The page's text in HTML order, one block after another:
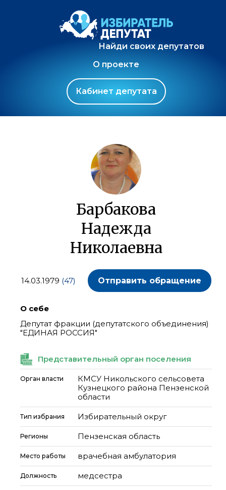
Найди своих депутатов
О проекте
Кабинет депутата
Барбакова
Надежда
Николаевна
14.03.1979 (47) Отправить обращение
О себе
Депутат фракции (депутатского объединения)
"ЕДИНАЯ РОССИЯ"
Представительный орган поселения
Орган власти
КМСУ Никольского сельсовета
Кузнецкого района Пензенской
области
Тип избрания Избирательный округ
Регионы Пензенская область
Место работы врачебная амбулатория
Должность медсестра